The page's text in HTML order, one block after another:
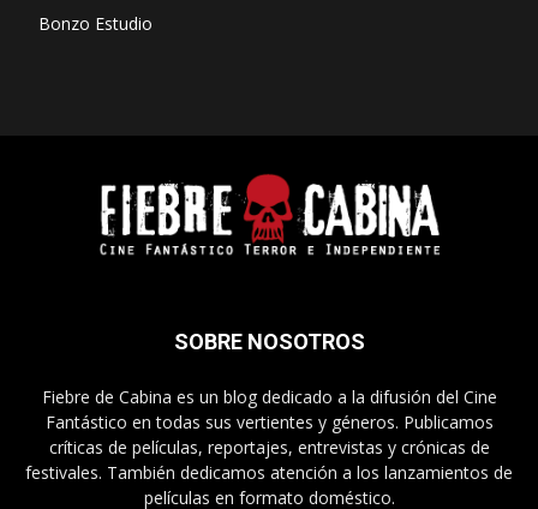
Bonzo Estudio
SOBRE NOSOTROS
Fiebre de Cabina es un blog dedicado a la difusión del Cine
Fantástico en todas sus vertientes y géneros. Publicamos
críticas de películas, reportajes, entrevistas y crónicas de
festivales. También dedicamos atención a los lanzamientos de
películas en formato doméstico.